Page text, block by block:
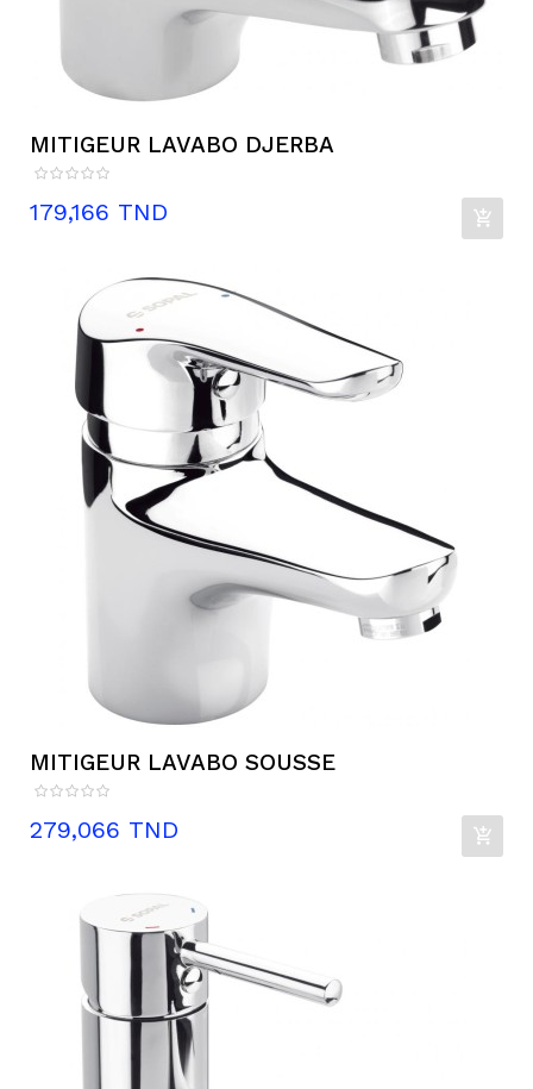
MITIGEUR LAVABO DJERBA
Prix
179,166 TND
MITIGEUR LAVABO SOUSSE
Prix
279,066 TND